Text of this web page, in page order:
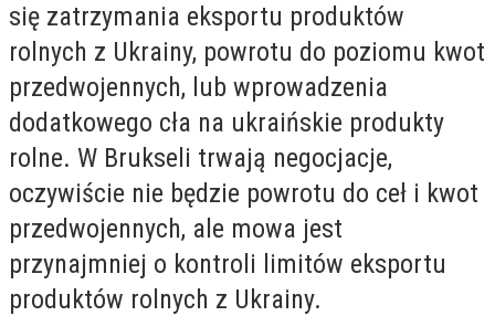
się zatrzymania eksportu produktów
rolnych z Ukrainy, powrotu do poziomu kwot
przedwojennych, lub wprowadzenia
dodatkowego cła na ukraińskie produkty
rolne. W Brukseli trwają negocjacje,
oczywiście nie będzie powrotu do ceł i kwot
przedwojennych, ale mowa jest
przynajmniej o kontroli limitów eksportu
produktów rolnych z Ukrainy.